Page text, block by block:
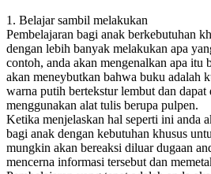
1. Belajar sambil melakukan
Pembelajaran bagi anak berkebutuhan
dengan lebih banyak melakukan apa
contoh, anda akan mengenalkan apa itu
akan meneybutkan bahwa buku adalah
warna putih bertekstur lembut dan
menggunakan alat tulis berupa pulpen.
Ketika menjelaskan hal seperti ini anda
bagi anak dengan kebutuhan khusus
mungkin akan bereaksi diluar dugaan
mencerna informasi tersebut dan